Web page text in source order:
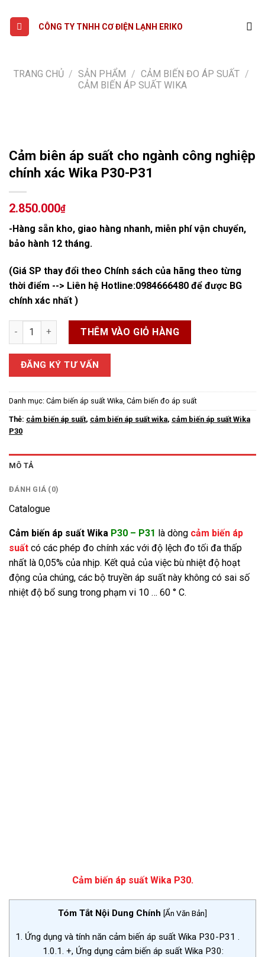
content
CÔNG TY TNHH CƠ ĐIỆN LẠNH ERIKO
TRANG CHỦ / SẢN PHẨM / CẢM BIẾN ĐO ÁP SUẤT /
CẢM BIẾN ÁP SUẤT WIKA
Cảm biên áp suất cho ngành công nghiệp
chính xác Wika P30-P31
2.850.000₫
-Hàng sẵn kho, giao hàng nhanh, miễn phí vận chuyển,
bảo hành 12 tháng.
(Giá SP thay đổi theo Chính sách của hãng theo từng
thời điểm --> Liên hệ Hotline:0984666480 để được BG
chính xác nhất )
Cảm biên áp suất cho ngành công nghiệp chính xác Wika
THÊM VÀO GIỎ HÀNG
ĐĂNG KÝ TƯ VẤN
Danh mục: Cảm biến áp suất Wika, Cảm biến đo áp suất
Thẻ: cảm biến áp suất, cảm biến áp suất wika, cảm biến áp suất Wika
P30
MÔ TẢ
ĐÁNH GIÁ (0)
Catalogue
Cảm biến áp suất Wika P30 – P31 là dòng cảm biến áp
suất có các phép đo chính xác với độ lệch đo tối đa thấp
nhất là 0,05% của nhịp. Kết quả của việc bù nhiệt độ hoạt
động của chúng, các bộ truyền áp suất này không có sai số
nhiệt độ bổ sung trong phạm vi 10 … 60 ° C.
Cảm biến áp suất Wika P30.
Tóm Tắt Nội Dung Chính [Ẩn Văn Bản]
1. Ứng dụng và tính năn cảm biến áp suất Wika P30-P31 .
1.0.1. +, Ứng dụng cảm biến áp suất Wika P30: